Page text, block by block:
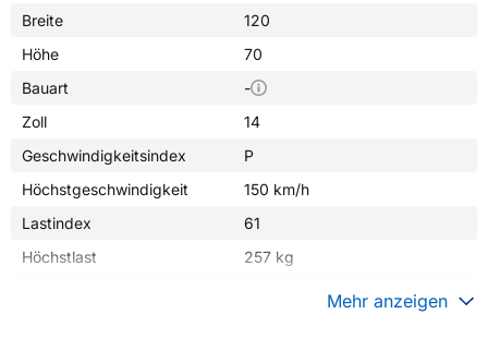
Breite
120
Höhe
70
Bauart
-
Zoll
14
Geschwindigkeitsindex
P
Höchstgeschwindigkeit
150 km/h
Lastindex
61
Höchstlast
257 kg
Mehr anzeigen